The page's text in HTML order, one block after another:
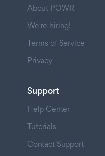
About POWR
We're hiring!
Terms of Service
Privacy
Support
Help Center
Tutorials
Contact Support